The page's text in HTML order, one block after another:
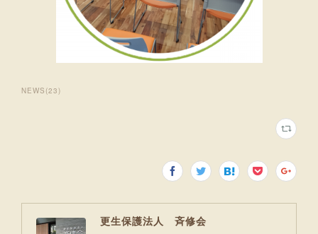
NEWS (23)
更生保護法人 斉修会